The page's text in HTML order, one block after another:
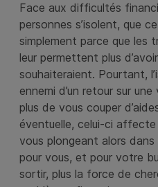
Face aux difficultés
personnes s’isolent, que
simplement parce que les
leur permettent plus
souhaiteraient. Pourtant,
ennemi d’un retour sur
plus de vous couper
éventuelle, celui-ci
vous plongeant alors
pour vous, et pour votre
sortir, plus la force de